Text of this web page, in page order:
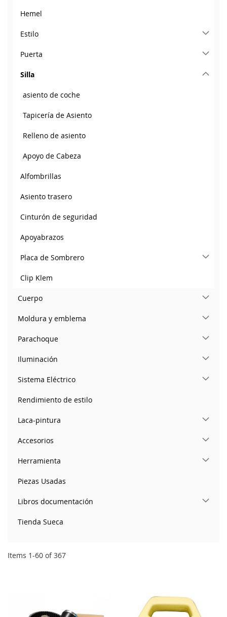
Items 1-60 of367
Hemel
Estilo
Puerta
Silla
asiento de coche
Tapicería de Asiento
Relleno de asiento
Apoyo de Cabeza
Alfombrillas
Asiento trasero
Cinturón de seguridad
Apoyabrazos
Placa de Sombrero
Clip Klem
Cuerpo
Moldura y emblema
Parachoque
Iluminación
Sistema Eléctrico
Rendimiento de estilo
Laca-pintura
Accesorios
Herramienta
Piezas Usadas
Libros documentación
Tienda Sueca